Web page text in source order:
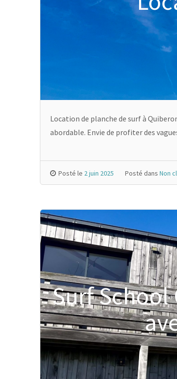
Location de planche de surf à
abordable. Envie de profiter des
Posté le 2 juin 2025 Posté dans Non
Surf School